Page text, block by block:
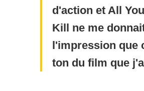
d'action et All
Kill ne me
l'impression que
ton du film que